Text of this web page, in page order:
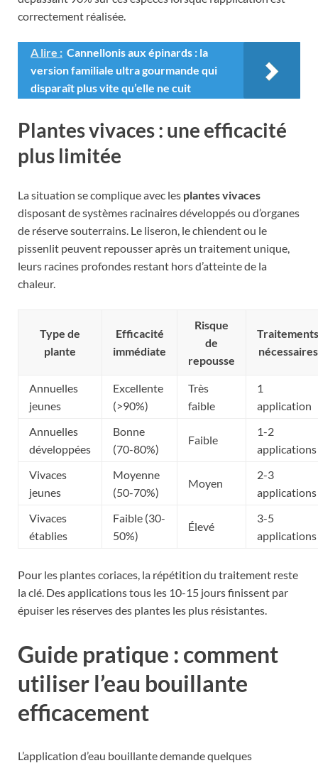
correctement réalisée.
A lire : Cannellonis aux épinards : la
version familiale ultra gourmande qui
disparaît plus vite qu’elle ne cuit
Plantes vivaces : une efficacité
plus limitée
La situation se complique avec les plantes vivaces
disposant de systèmes racinaires développés ou d’organes
de réserve souterrains. Le liseron, le chiendent ou le
pissenlit peuvent repousser après un traitement unique,
leurs racines profondes restant hors d’atteinte de la
chaleur.
Type de
plante
Efficacité
immédiate
Risque
de
repousse
Traitements
nécessaires
Annuelles
jeunes
Excellente
(>90%)
Très
faible
1
application
Annuelles
développées
Bonne
(70-80%)
Faible
1-2
applications
Vivaces
jeunes
Moyenne
(50-70%)
Moyen
2-3
applications
Vivaces
établies
Faible (30-
50%)
Élevé
3-5
applications
Pour les plantes coriaces, la répétition du traitement reste
la clé. Des applications tous les 10-15 jours finissent par
épuiser les réserves des plantes les plus résistantes.
Guide pratique : comment
utiliser l’eau bouillante
efficacement
L’application d’eau bouillante demande quelques